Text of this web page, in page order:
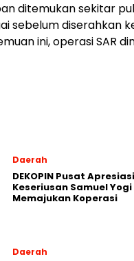
ditemukan sekitar
sebelum diserahkan
ini, operasi SAR
Daerah
DEKOPIN Pusat Apresiasi
Keseriusan Samuel Yogi
Memajukan Koperasi
Daerah